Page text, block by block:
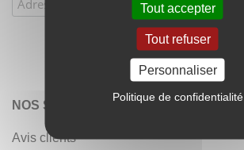
NOS SERVICES
Avis clients
Tout accepter
Tout refuser
Personnaliser
Politique de confidentialité